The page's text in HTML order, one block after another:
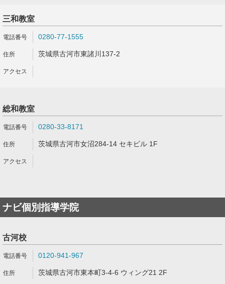
三和教室
0280-77-1555
茨城県古河市東諸川137-2
総和教室
0280-33-8171
茨城県古河市女沼284-14 セキビル 1F
ナビ個別指導学院
古河校
0120-941-967
茨城県古河市東本町3-4-6 ウィング21 2F